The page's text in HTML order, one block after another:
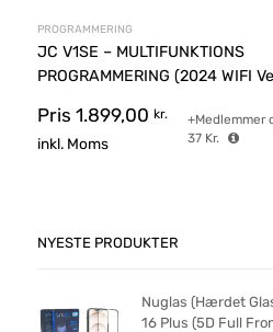
PROGRAMMERING
JC V1SE – MULTIFUNKTIONS
PROGRAMMERING (2024 WIFI
Pris 1.899,00 kr.
inkl. Moms
+Medlemmer
37 Kr.
NYESTE PRODUKTER
Nuglas (Hærdet
16 Plus (5D Full